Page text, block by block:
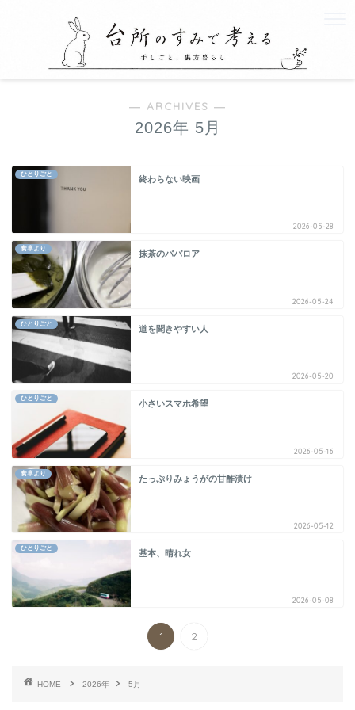
― ARCHIVES ―
2026年 5月
ひとりごと
終わらない映画
2026-05-28
食卓より
抹茶のババロア
2026-05-24
ひとりごと
道を聞きやすい人
2026-05-20
ひとりごと
小さいスマホ希望
2026-05-16
食卓より
たっぷりみょうがの甘酢漬け
2026-05-12
ひとりごと
基本、晴れ女
2026-05-08
1 2
HOME 2026年 5月